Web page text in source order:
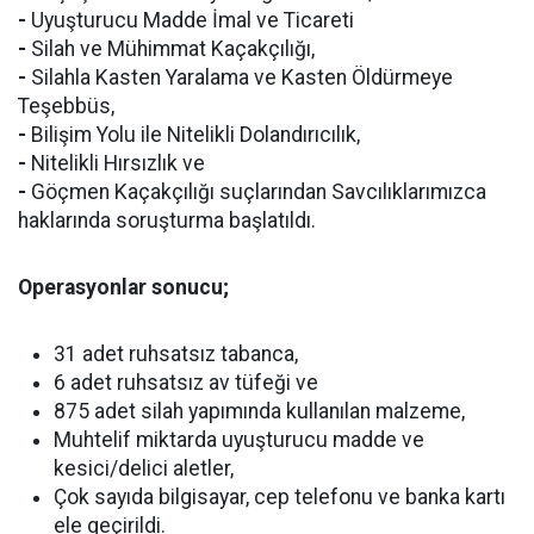
- Uyuşturucu Madde İmal ve Ticareti
- Silah ve Mühimmat Kaçakçılığı,
- Silahla Kasten Yaralama ve Kasten Öldürmeye
Teşebbüs,
- Bilişim Yolu ile Nitelikli Dolandırıcılık,
- Nitelikli Hırsızlık ve
- Göçmen Kaçakçılığı suçlarından Savcılıklarımızca
haklarında soruşturma başlatıldı.
Operasyonlar sonucu;
31 adet ruhsatsız tabanca,
6 adet ruhsatsız av tüfeği ve
875 adet silah yapımında kullanılan malzeme,
Muhtelif miktarda uyuşturucu madde ve
kesici/delici aletler,
Çok sayıda bilgisayar, cep telefonu ve banka kartı
ele geçirildi.